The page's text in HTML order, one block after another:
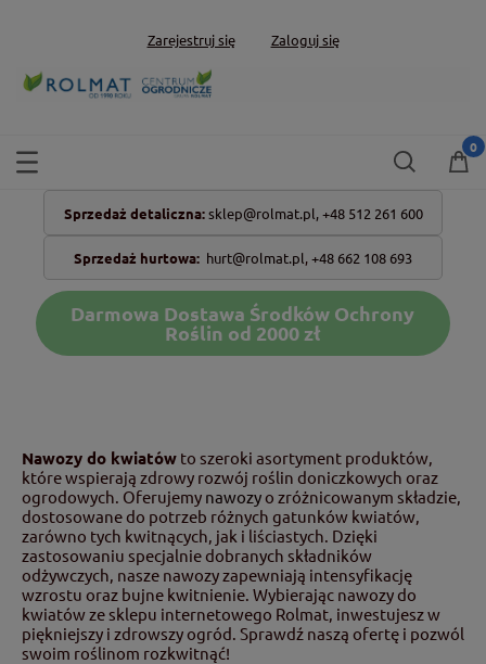
Zarejestruj się Zaloguj się
Sprzedaż detaliczna: sklep@rolmat.pl, +48 512 261 600
Sprzedaż hurtowa: hurt@rolmat.pl,+48 662 108 693
Darmowa Dostawa Środków Ochrony
Roślin od 2000 zł
Nawozy do kwiatów to szeroki asortyment produktów,
które wspierają zdrowy rozwój roślin doniczkowych oraz
ogrodowych. Oferujemy nawozyo zróżnicowanym składzie,
dostosowane do potrzeb różnych gatunków kwiatów,
zarówno tych kwitnących, jak i liściastych. Dzięki
zastosowaniu specjalnie dobranych składników
odżywczych, nasze nawozy zapewniają intensyfikację
wzrostu oraz bujne kwitnienie. Wybierając nawozy do
kwiatów ze sklepu internetowego Rolmat, inwestujesz w
piękniejszy i zdrowszy ogród. Sprawdź naszą ofertę i pozwól
swoim roślinom rozkwitnąć!